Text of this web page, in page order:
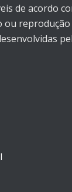
de acordo
ou reprodução